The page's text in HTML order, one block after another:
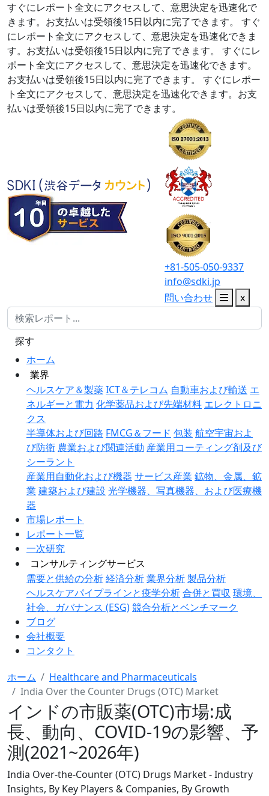
すぐにレポート全文にアクセスして、意思決定を迅速化で
きます。お支払いは受領後15日以内に完了できます。
すぐ
にレポート全文にアクセスして、意思決定を迅速化できま
す。お支払いは受領後15日以内に完了できます。
すぐにレ
ポート全文にアクセスして、意思決定を迅速化できます。
お支払いは受領後15日以内に完了できます。
すぐにレポー
ト全文にアクセスして、意思決定を迅速化できます。お支
払いは受領後15日以内に完了できます。
+81-505-050-9337
info@sdki.jp
問い合わせ
x
ホーム
業界
ヘルスケア＆製薬ICT＆テレコム 自動車および輸送 エ
ネルギーと電力 化学薬品および先端材料 エレクトロニ
クス
半導体および回路 FMCG＆フード 包装 航空宇宙およ
び防衛 農業および関連活動 産業用コーティング剤及び
シーラント
産業用自動化および機器 サービス産業 鉱物、金属、鉱
業 建築および建設 光学機器、写真機器、および医療機
器
市場レポート
レポート一覧
一次研究
コンサルティングサービス
需要と供給の分析経済分析業界分析製品分析
ヘルスケアパイプラインと疫学分析合併と買収 環境、
社会、ガバナンス (ESG)競合分析とベンチマーク
ブログ
会社概要
コンタクト
探す
ホーム
Healthcare and Pharmaceuticals
India Over the Counter Drugs (OTC) Market
インドの市販薬(OTC)市場:成
長、動向、COVID-19の影響、予
測(2021~2026年)
India Over-the-Counter (OTC) Drugs Market - Industry
Insights, By Key Players & Companies, By Growth